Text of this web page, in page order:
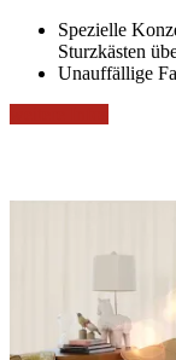
Spezielle
Sturzkästen
Unauffällige